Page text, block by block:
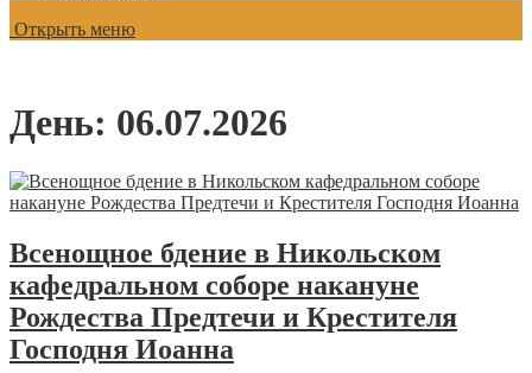
Открыть меню
День: 06.07.2026
Всенощное бдение в Никольском
кафедральном соборе накануне
Рождества Предтечи и Крестителя
Господня Иоанна